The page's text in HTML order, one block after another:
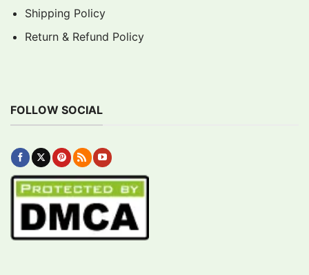
Shipping Policy
Return & Refund Policy
FOLLOW SOCIAL